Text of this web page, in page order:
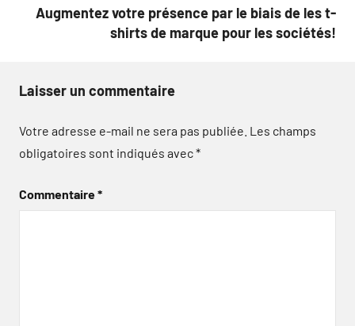
Augmentez votre présence par le biais de les t-
shirts de marque pour les sociétés!
Laisser un commentaire
Votre adresse e-mail ne sera pas publiée. Les champs
obligatoires sont indiqués avec*
Commentaire*